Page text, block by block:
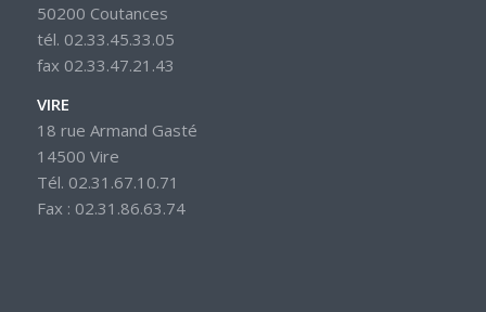
50200 Coutances
tél. 02.33.45.33.05
fax 02.33.47.21.43
VIRE
18 rue Armand Gasté
14500 Vire
Tél. 02.31.67.10.71
Fax : 02.31.86.63.74